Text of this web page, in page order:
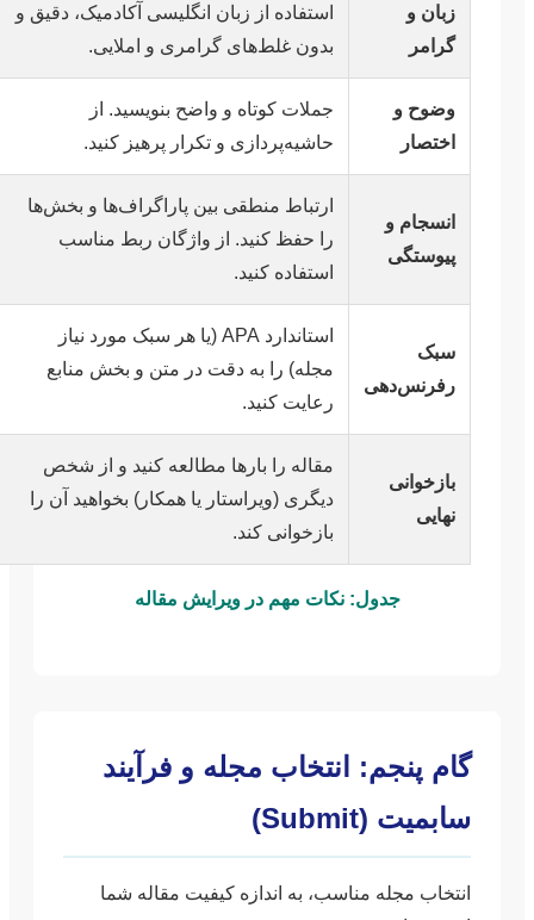
زبان و
گرامر
استفاده از زبان انگلیسی آکادمیک، دقیق و
بدون غلط‌های گرامری و املایی.
وضوح و
اختصار
جملات کوتاه و واضح بنویسید. از
حاشیه‌پردازی و تکرار پرهیز کنید.
انسجام و
پیوستگی
ارتباط منطقی بین پاراگراف‌ها و بخش‌ها
را حفظ کنید. از واژگان ربط مناسب
استفاده کنید.
سبک
رفرنس‌دهی
استاندارد APA (یا هر سبک مورد نیاز
مجله) را به دقت در متن و بخش منابع
رعایت کنید.
بازخوانی
نهایی
مقاله را بارها مطالعه کنید و از شخص
دیگری (ویراستار یا همکار) بخواهید آن را
بازخوانی کند.
جدول: نکات مهم در ویرایش مقاله
گام پنجم: انتخاب مجله و فرآیند
سابمیت (Submit)
انتخاب مجله مناسب، به اندازه کیفیت مقاله شما